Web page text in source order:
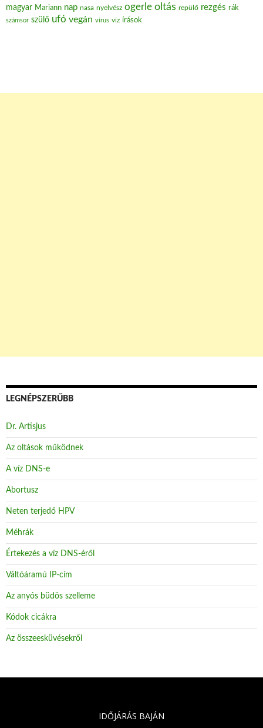
magyar Mariann nap nasa nyelvész ogerle oltás repülő rezgés rák
számsor szülő ufó vegán vírus víz írások
LEGNÉPSZERŰBB
Dr. Artisjus
Az oltások működnek
A víz DNS-e
Abortusz
Neten terjedő HPV
Méhrák
Értekezés a víz DNS-éről
Váltóáramú IP-cím
Az anyós büdös szelleme
Kódok cicákra
Az összeesküvésekről
IDŐJÁRÁS BAJÁN